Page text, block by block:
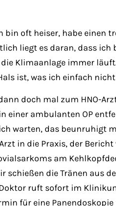
bin oft heiser, habe einen
liegt es daran, dass ich
Klimaanlage immer
ist, was ich einfach
doch mal zum HNO-
einer ambulanten OP
warten, das beunruhigt
in die Praxis, der
am
schießen die Tränen aus
ruft sofort im
für eine